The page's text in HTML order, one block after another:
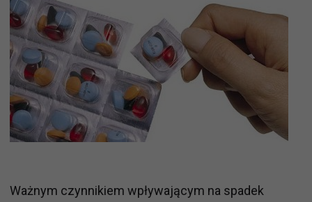
Ważnym czynnikiem wpływającym na spadek